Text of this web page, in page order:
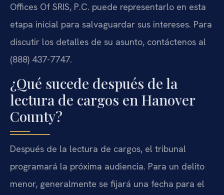
Offices Of SRIS, P.C. puede representarlo en esta
etapa inicial para salvaguardar sus intereses. Para
discutir los detalles de su asunto, contáctenos al
(888) 437-7747.
¿Qué sucede después de la
lectura de cargos en Hanover
County?
Después de la lectura de cargos, el tribunal
programará la próxima audiencia. Para un delito
menor, generalmente se fijará una fecha para el